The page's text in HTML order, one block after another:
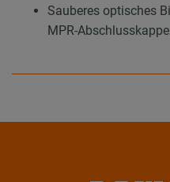
Sauberes optisches
MPR-